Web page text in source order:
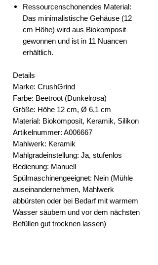
Ressourcenschonendes Material:
Das minimalistische Gehäuse (12
cm Höhe) wird aus Biokomposit
gewonnen und ist in 11 Nuancen
erhältlich.
Details
Marke: CrushGrind
Farbe: Beetroot (Dunkelrosa)
Größe: Höhe 12 cm, Ø 6,1 cm
Material: Biokomposit, Keramik, Silikon
Artikelnummer: A006667
Mahlwerk: Keramik
Mahlgradeinstellung: Ja, stufenlos
Bedienung: Manuell
Spülmaschinengeeignet: Nein (Mühle
auseinandernehmen, Mahlwerk
abbürsten oder bei Bedarf mit warmem
Wasser säubern und vor dem nächsten
Befüllen gut trocknen lassen)